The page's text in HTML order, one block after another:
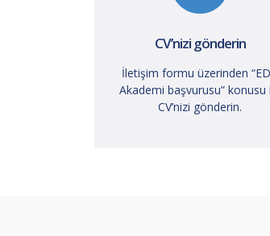
CV’nizi gönderin
İletişim formu üzerinden
Akademi başvurusu” konusu
CV’nizi gönderin.